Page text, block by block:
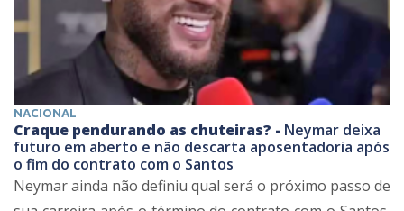
NACIONAL
Craque pendurando as chuteiras? - Neymar deixa
futuro em aberto e não descarta aposentadoria após
o fim do contrato com o Santos
Neymar ainda não definiu qual será o próximo passo de